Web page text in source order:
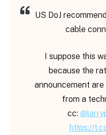
US DoJ
cable
I suppose this
because the
announcement
from a
cc:
https://